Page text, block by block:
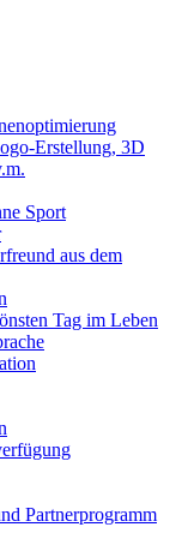
Erstellung, 3D
Sport
aus dem
Tag im Leben
Partnerprogramm